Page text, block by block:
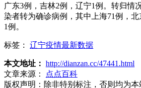
广东3例，吉林2例，辽宁1例。转归情
染者转为确诊病例，其中上海71例，
1例。
标签： 辽宁疫情最新数据
本文地址： http://dianzan.cc/47441.html
文章来源：
点点百科
版权声明： 除非特别标注，否则均为